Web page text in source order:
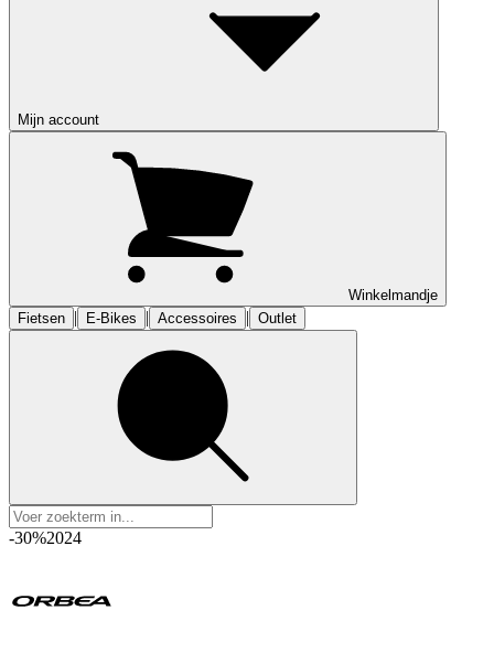
Mijn account
Winkelmandje
Fietsen | E-Bikes | Accessoires | Outlet
-30%2024